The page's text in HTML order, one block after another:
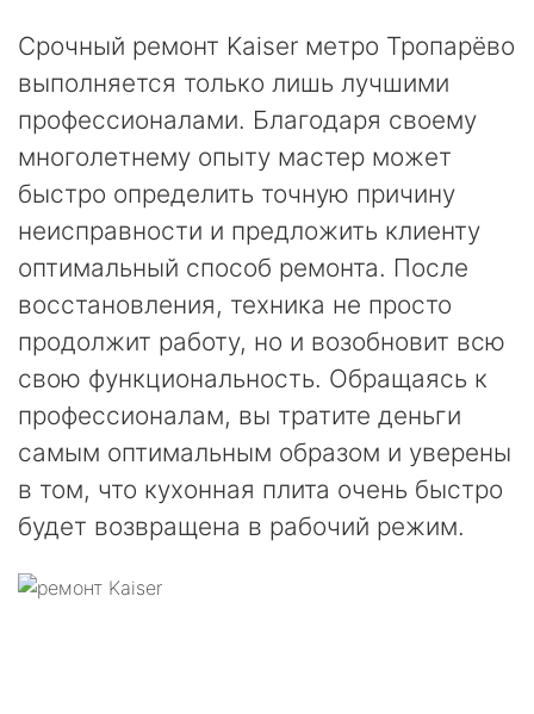
Срочный ремонт Kaiser метро Тропарёво
выполняется только лишь лучшими
профессионалами. Благодаря своему
многолетнему опыту мастер может
быстро определить точную причину
неисправности и предложить клиенту
оптимальный способ ремонта. После
восстановления, техника не просто
продолжит работу, но и возобновит всю
свою функциональность. Обращаясь к
профессионалам, вы тратите деньги
самым оптимальным образом и уверены
в том, что кухонная плита очень быстро
будет возвращена в рабочий режим.